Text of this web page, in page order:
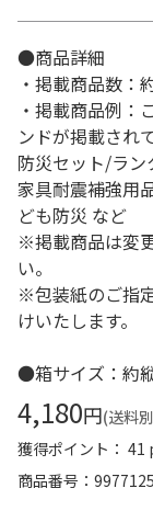
●商品詳細
・掲載商品数：
・掲載商品例：
ンドが掲載され
防災セット/ラ
家具耐震補強用
ども防災 など
※掲載商品は変
い。
※包装紙のご指
けいたします。
●箱サイズ：約
4,180円(送料
獲得ポイント： 41
商品番号